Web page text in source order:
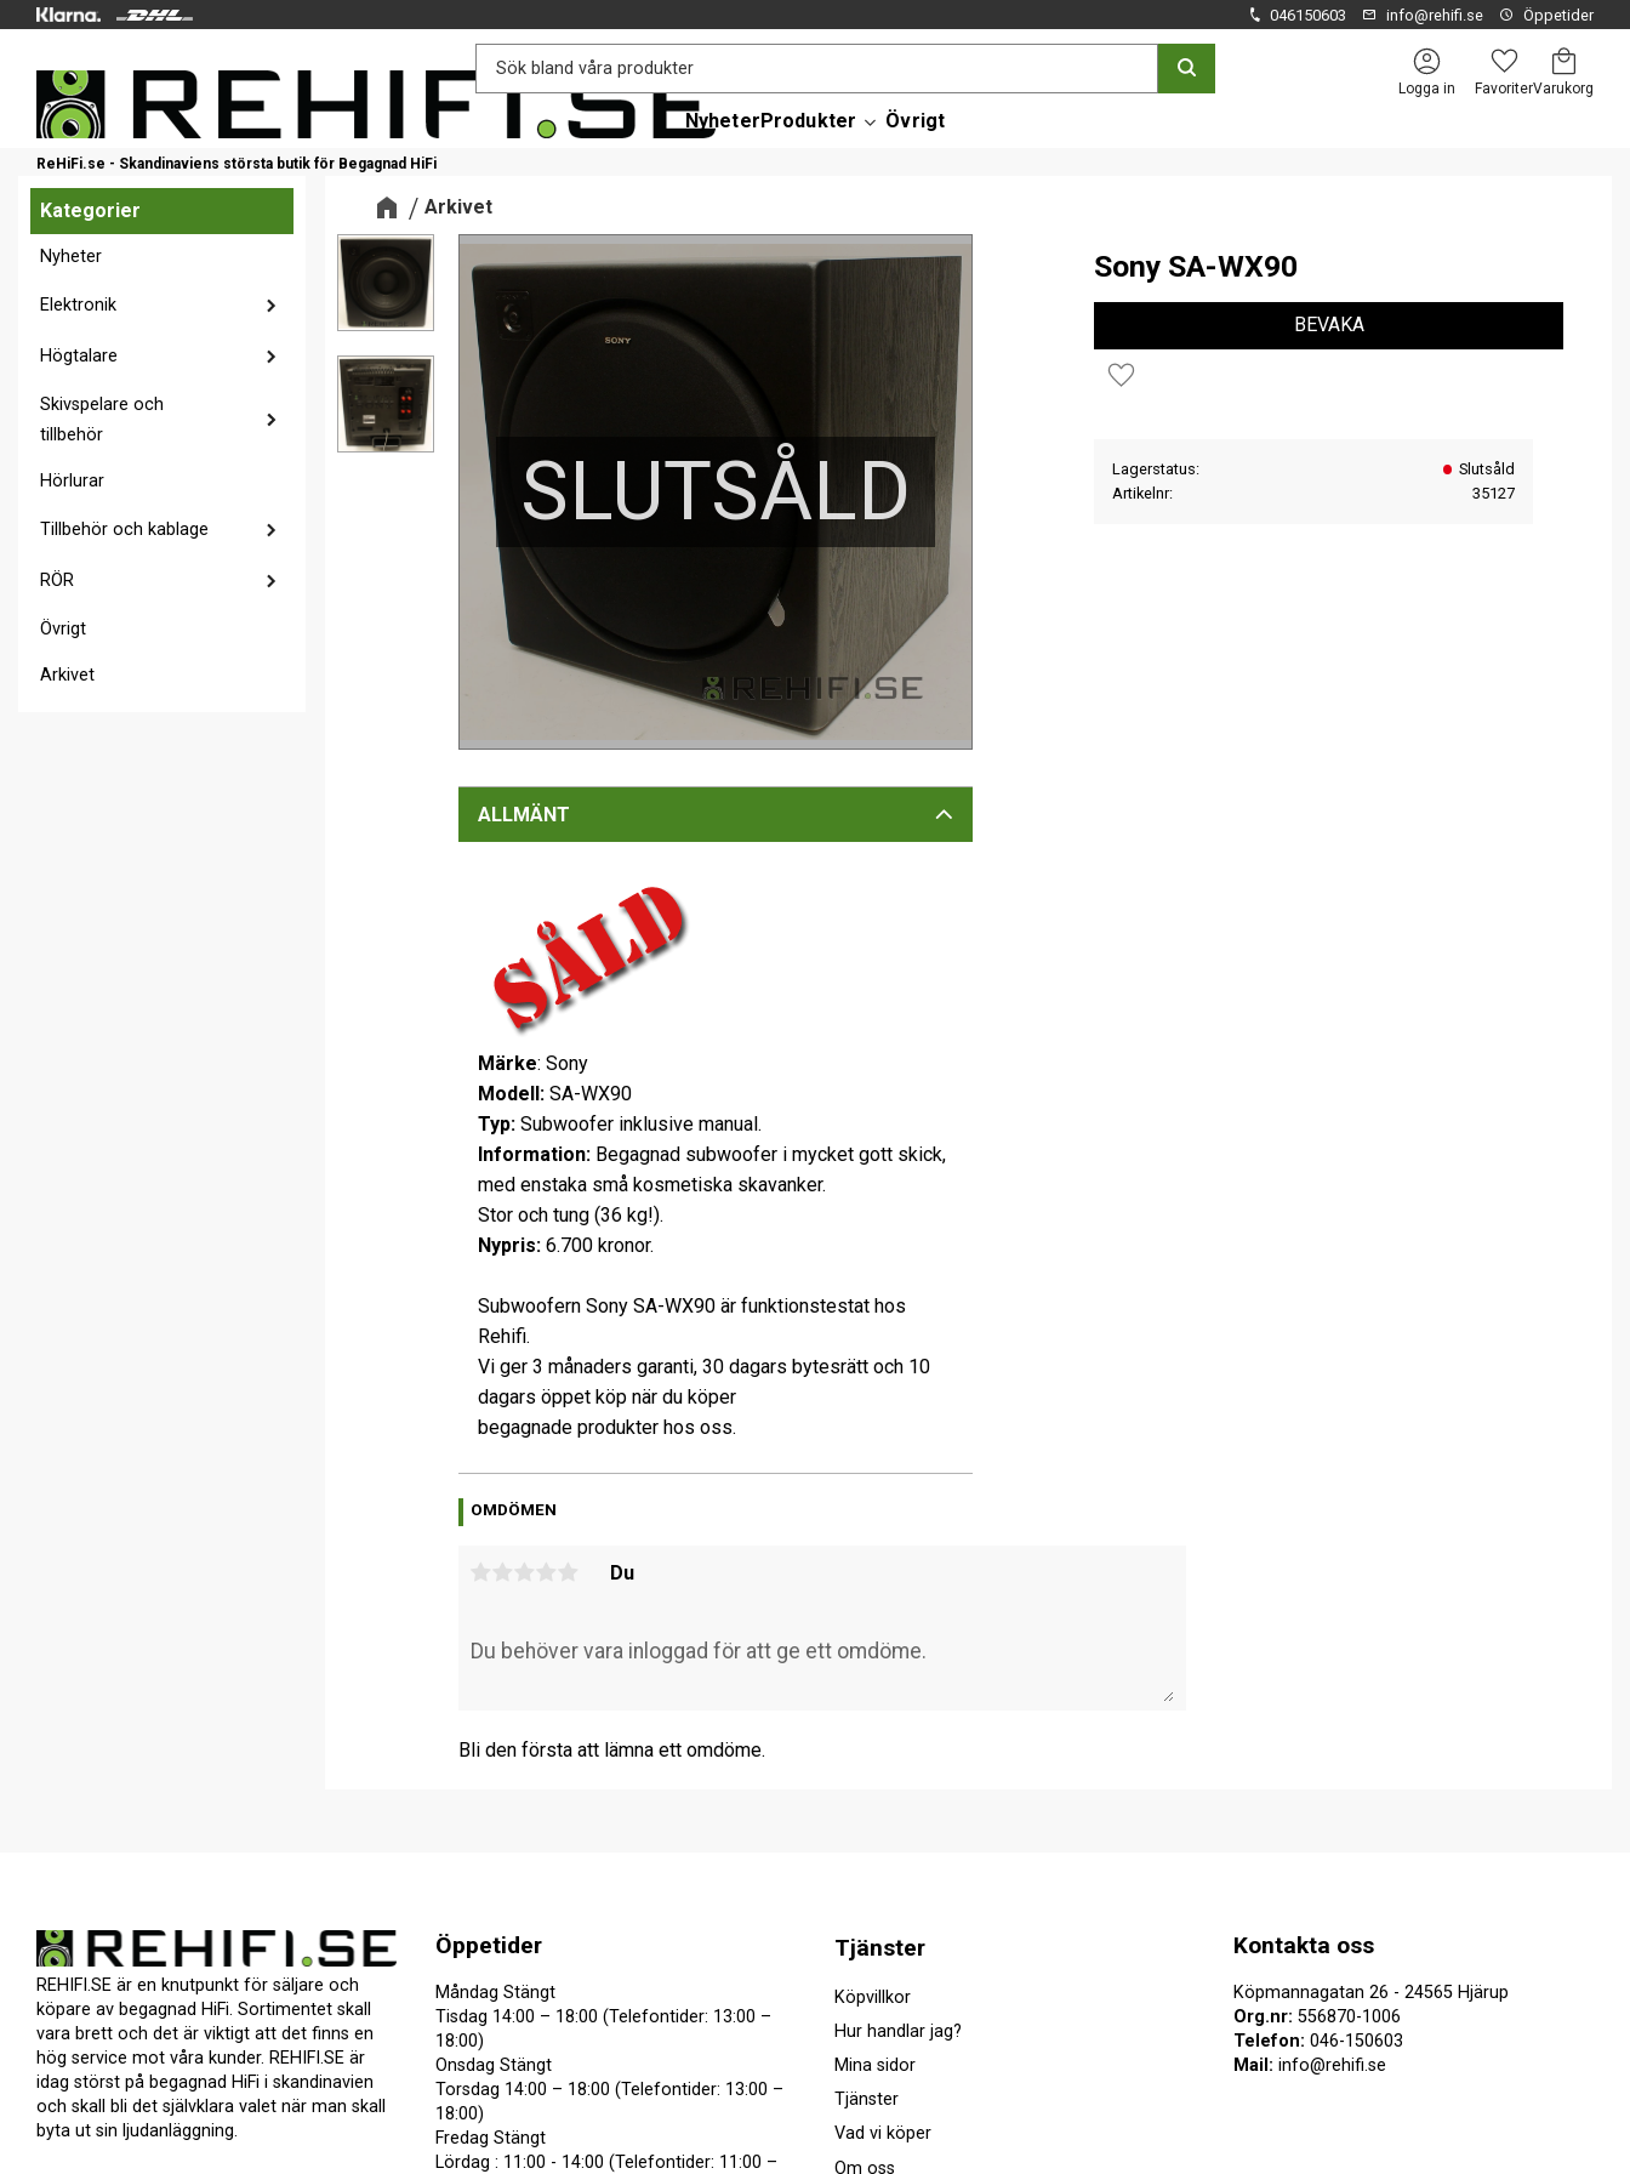
046150603 info@rehifi.se Öppetider
ReHiFi.se - Skandinaviens största butik för Begagnad HiFi
Logga in
Favoriter
Kundvagn
NyheterProdukter Övrigt
Arkivet
Sony SA-WX90
SLUTSÅLD
Lägg till i favoriter
BEVAKA
Lagerstatus
Slutsåld
Artikelnr
35127
ALLMÄNT
Märke: Sony
Modell:SA-WX90
Typ: Subwoofer inklusive manual.
Information:Begagnad subwoofer i mycket gott skick,
med enstaka små kosmetiska skavanker.
Stor och tung (36 kg!).
Nypris:6.700 kronor.
Subwoofern Sony SA-WX90 är funktionstestat hos
Rehifi.
Vi ger 3 månaders garanti, 30 dagars bytesrätt och 10
dagars öppet köp när du köper
begagnade produkter hos oss.
OMDÖMEN
Du
Bli den första att lämna ett omdöme.
Kategorier
Nyheter
Elektronik
Högtalare
Skivspelare och
tillbehör
Hörlurar
Tillbehör och kablage
RÖR
Övrigt
Arkivet
REHIFI.SE är en knutpunkt för säljare och
köpare av begagnad HiFi. Sortimentet skall
vara brett och det är viktigt att det finns en
hög service mot våra kunder. REHIFI.SE är
idag störst på begagnad HiFi i skandinavien
och skall bli det självklara valet när man skall
byta ut sin ljudanläggning.
Öppetider
Måndag Stängt
Tisdag 14:00 – 18:00 (Telefontider: 13:00 –
18:00)
Onsdag Stängt
Torsdag 14:00 – 18:00 (Telefontider: 13:00 –
18:00)
Fredag Stängt
Lördag : 11:00 - 14:00 (Telefontider: 11:00 –
Kontakta oss
Köpmannagatan 26 - 24565 Hjärup
Org.nr: 556870-1006
Telefon: 046-150603
Mail: info@rehifi.se
Tjänster
Köpvillkor
Hur handlar jag?
Mina sidor
Tjänster
Vad vi köper
Om oss